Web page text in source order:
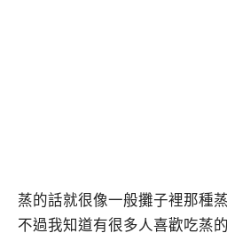
蒸的話就很像一般攤子裡那種
不過我知道有很多人喜歡吃蒸